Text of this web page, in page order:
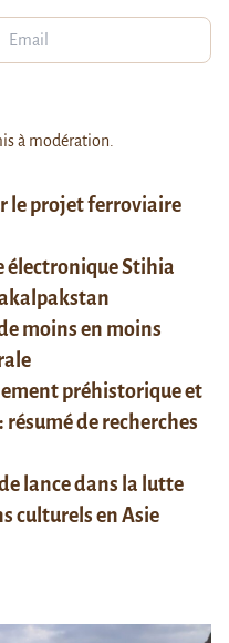
le projet ferroviaire
électronique Stihia
moins en moins
préhistorique et
résumé de recherches
lance dans la lutte
culturels en Asie
à modération.